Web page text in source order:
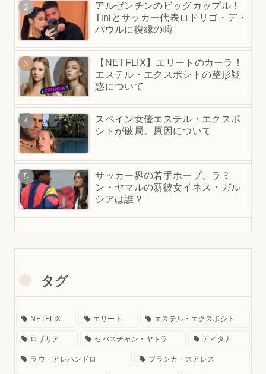
アルゼンチンのビッグカップル！
Tiniとサッカー代表ロドリゴ・デ・
パウルに復縁の噂
【NETFLIX】エリートのカーラ！
エステル・エクスポシトの整形疑
惑について
スペイン女優エステル・エクスポ
シトが破局。原因について
サッカー界の若手ホープ、ラミ
ン・ヤマルの新彼女イネス・ガル
シアは誰？
タグ
NETFLIX エリート エステル・エクスポシト
ロザリア セバスチャン・ヤトラ アイタナ
ラウ・アレハンドロ ブランカ・スアレス